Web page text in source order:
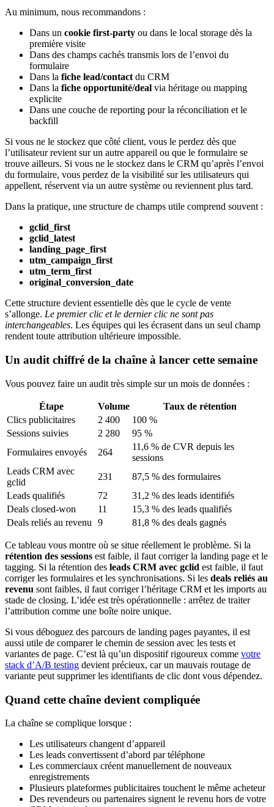
Au minimum, nous recommandons :
Dans un cookie first-party ou dans le local storage dès la
première visite
Dans des champs cachés transmis lors de l’envoi du
formulaire
Dans la fiche lead/contact du CRM
Dans la fiche opportunité/deal via héritage ou mapping
explicite
Dans une couche de reporting pour la réconciliation et le
backfill
Si vous ne le stockez que côté client, vous le perdez dès que
l’utilisateur revient sur un autre appareil ou que le formulaire se
trouve ailleurs. Si vous ne le stockez dans le CRM qu’après l’envoi
du formulaire, vous perdez de la visibilité sur les utilisateurs qui
appellent, réservent via un autre système ou reviennent plus tard.
Dans la pratique, une structure de champs utile comprend souvent :
gclid_first
gclid_latest
landing_page_first
utm_campaign_first
utm_term_first
original_conversion_date
Cette structure devient essentielle dès que le cycle de vente
s’allonge. Le premier clic et le dernier clic ne sont pas
interchangeables. Les équipes qui les écrasent dans un seul champ
rendent toute attribution ultérieure impossible.
Un audit chiffré de la chaîne à lancer cette semaine
Vous pouvez faire un audit très simple sur un mois de données :
Étape Volume
Taux de rétention
Clics publicitaires
2 400
100 %
Sessions suivies
2 280
95 %
Formulaires envoyés
264
11,6 % de CVR depuis les
sessions
Leads CRM avec
gclid
231
87,5 % des formulaires
Leads qualifiés
72
31,2 % des leads identifiés
Deals closed-won
11
15,3 % des leads qualifiés
Deals reliés au revenu
9 81,8 % des deals gagnés
Ce tableau vous montre où se situe réellement le problème. Si la
rétention des sessions est faible, il faut corriger la landing page et le
tagging. Si la rétention des leads CRM avec gclid est faible, il faut
corriger les formulaires et les synchronisations. Si les deals reliés au
revenu sont faibles, il faut corriger l’héritage CRM et les imports au
stade de closing. L’idée est très opérationnelle : arrêtez de traiter
l’attribution comme une boîte noire unique.
Si vous déboguez des parcours de landing pages payantes, il est
aussi utile de comparer le chemin de session avec les tests et
variantes de page. C’est là qu’un dispositif rigoureux comme votre
stack d’A/B testing devient précieux, car un mauvais routage de
variante peut supprimer les identifiants de clic dont vous dépendez.
Quand cette chaîne devient compliquée
La chaîne se complique lorsque :
Les utilisateurs changent d’appareil
Les leads convertissent d’abord par téléphone
Les commerciaux créent manuellement de nouveaux
enregistrements
Plusieurs plateformes publicitaires touchent le même acheteur
Des revendeurs ou partenaires signent le revenu hors de votre